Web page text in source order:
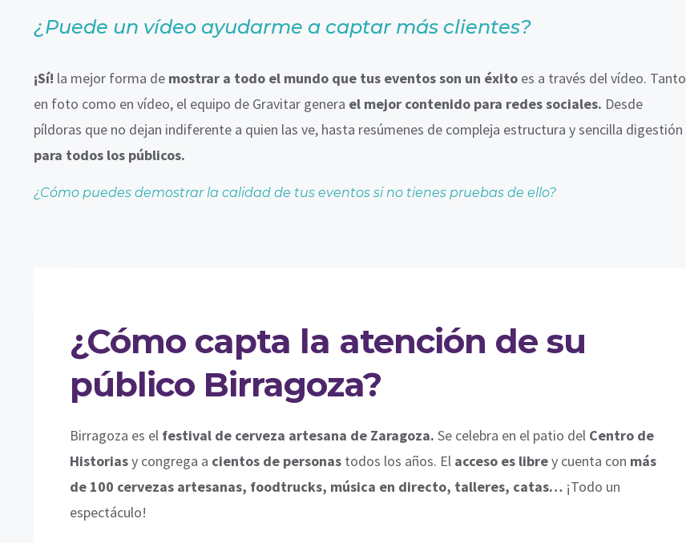
¿Puede un vídeo ayudarme a captar más clientes?
¡Sí! la mejor forma de mostrar a todo el mundo que tus eventos son un éxito es a través del vídeo. Tanto
en foto como en vídeo, el equipo de Gravitar genera el mejor contenido para redes sociales. Desde
píldoras que no dejan indiferente a quien las ve, hasta resúmenes de compleja estructura y sencilla digestión
para todos los públicos.
¿Cómo puedes demostrar la calidad de tus eventos si no tienes pruebas de ello?
¿Cómo capta la atención de su
público Birragoza?
Birragoza es el festival de cerveza artesana de Zaragoza. Se celebra en el patio del Centro de
Historiasy congrega a cientos de personas todos los años. El acceso es librey cuenta con más
de 100 cervezas artesanas, foodtrucks, música en directo, talleres, catas… ¡Todo un
espectáculo!